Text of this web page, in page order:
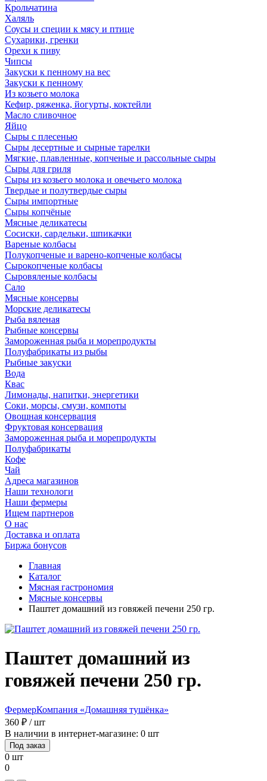
Крольчатина
Халяль
Соусы и специи к мясу и птице
Сухарики, гренки
Орехи к пиву
Чипсы
Закуски к пенному на вес
Закуски к пенному
Из козьего молока
Кефир, ряженка, йогурты, коктейли
Масло сливочное
Яйцо
Сыры с плесенью
Сыры десертные и сырные тарелки
Мягкие, плавленные, копченые и рассольные сыры
Сыры для гриля
Сыры из козьего молока и овечьего молока
Твердые и полутвердые сыры
Сыры импортные
Сыры копчёные
Мясные деликатесы
Сосиски, сардельки, шпикачки
Вареные колбасы
Полукопченые и варено-копченые колбасы
Сырокопченые колбасы
Сыровяленые колбасы
Сало
Мясные консервы
Морские деликатесы
Рыба вяленая
Рыбные консервы
Замороженная рыба и морепродукты
Полуфабрикаты из рыбы
Рыбные закуски
Вода
Квас
Лимонады, напитки, энергетики
Соки, морсы, смузи, компоты
Овощная консервация
Фруктовая консервация
Замороженная рыба и морепродукты
Полуфабрикаты
Кофе
Чай
Адреса магазинов
Наши технологи
Наши фермеры
Ищем партнеров
О нас
Доставка и оплата
Биржа бонусов
Главная
Каталог
Мясная гастрономия
Мясные консервы
Паштет домашний из говяжей печени 250 гр.
Паштет домашний из
говяжей печени 250 гр.
ФермерКомпания «Домашняя тушёнка»
360 ₽ / шт
В наличии в интернет-магазине: 0 шт
Под заказ
0 шт
0